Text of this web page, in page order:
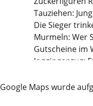
Tauziehen:
Die Sieger
Murmeln: Wer
Gutscheine im
Jogginganzug:
👶Jugend ohne
Google Maps wurde